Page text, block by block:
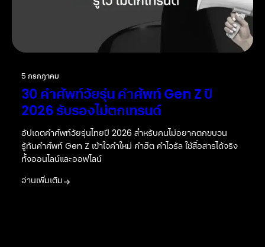
5 กรกฎาคม
30 คำศัพท์วัยรุ่น คำศัพท์ Gen Z ปี
2026 รับรองไม่ตกเทรนด์
อัปเดตคำศัพท์วัยรุ่นไทยปี 2026 สำหรับคนไม่อยากตกขบวน
รู้ทันคำศัพท์ Gen Z เข้าใจคำใหม่ คำฮิต คำไวรัล ใช้สื่อสารได้จริง
ทั้งออนไลน์และออฟไลน์
อ่านเพิ่มเติม